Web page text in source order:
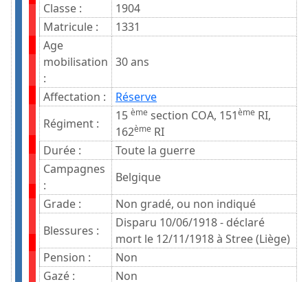
Classe :
1904
Matricule :
1331
Age
mobilisation
:
30 ans
Affectation :
Réserve
Régiment :
15 ème section COA, 151ème RI,
162ème RI
Durée :
Toute la guerre
Campagnes
:
Belgique
Grade :
Non gradé, ou non indiqué
Blessures :
Disparu 10/06/1918 - déclaré
mort le 12/11/1918 à Stree (Liège)
Pension :
Non
Gazé :
Non